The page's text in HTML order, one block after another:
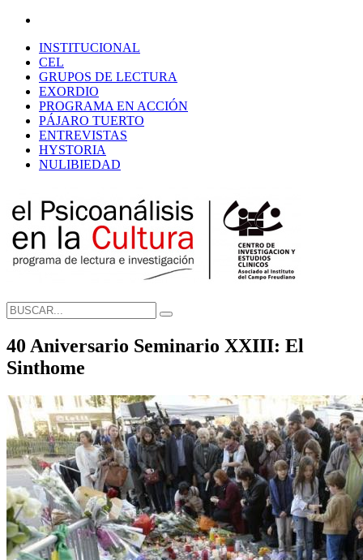
INSTITUCIONAL
CEL
GRUPOS DE LECTURA
EXORDIO
PROGRAMA EN ACCIÓN
PÁJARO TUERTO
ENTREVISTAS
HYSTORIA
NULIBIEDAD
40 Aniversario Seminario XXIII: El